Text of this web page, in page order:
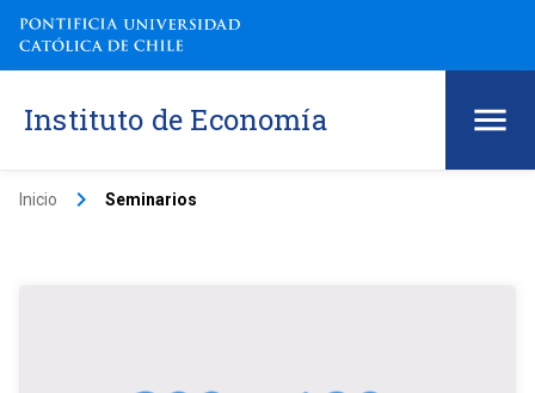
Instituto de Economía
Inicio keyboard_arrow_right Seminarios